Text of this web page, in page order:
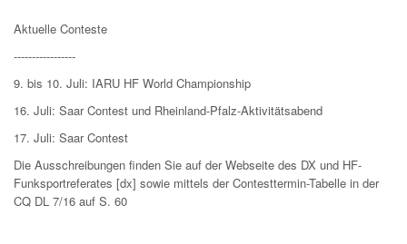
Aktuelle Conteste
-----------------
9. bis 10. Juli: IARU HF World Championship
16. Juli: Saar Contest und Rheinland-Pfalz-Aktivitätsabend
17. Juli: Saar Contest
Die Ausschreibungen finden Sie auf der Webseite des DX und HF-
Funksportreferates [dx] sowie mittels der Contesttermin-Tabelle in der
CQ DL 7/16 auf S. 60